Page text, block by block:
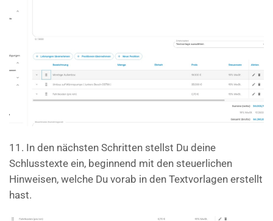
11. In den nächsten Schritten stellst Du deine
Schlusstexte ein, beginnend mit den steuerlichen
Hinweisen, welche Du vorab in den Textvorlagen erstellt
hast.